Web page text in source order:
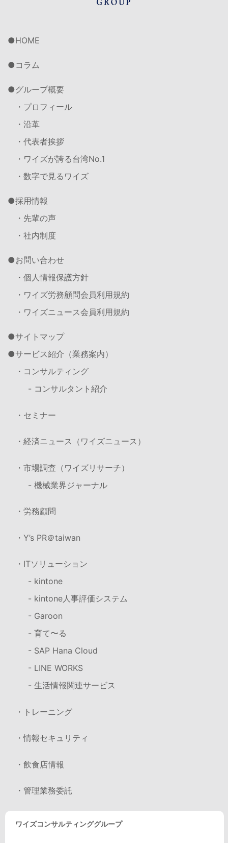
HOME
コラム
グループ概要
・プロフィール
・沿革
・代表者挨拶
・ワイズが誇る台湾No.1
・数字で見るワイズ
採用情報
・先輩の声
・社内制度
お問い合わせ
・個人情報保護方針
・ワイズ労務顧問会員利用規約
・ワイズニュース会員利用規約
サイトマップ
サービス紹介（業務案内）
・コンサルティング
- コンサルタント紹介
・セミナー
・経済ニュース（ワイズニュース）
・市場調査（ワイズリサーチ）
- 機械業界ジャーナル
・労務顧問
・Y’s PR＠taiwan
・ITソリューション
- kintone
- kintone人事評価システム
- Garoon
- 育て〜る
- SAP Hana Cloud
- LINE WORKS
- 生活情報関連サービス
・トレーニング
・情報セキュリティ
・飲食店情報
・管理業務委託
ワイズコンサルティンググループ